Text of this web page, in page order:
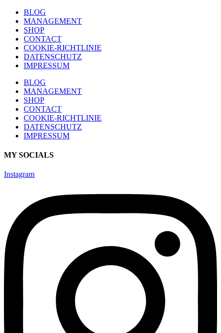
BLOG
MANAGEMENT
SHOP
CONTACT
COOKIE-RICHTLINIE
DATENSCHUTZ
IMPRESSUM
BLOG
MANAGEMENT
SHOP
CONTACT
COOKIE-RICHTLINIE
DATENSCHUTZ
IMPRESSUM
MY SOCIALS
Instagram